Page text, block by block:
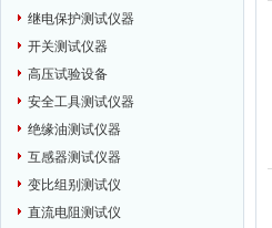
继电保护测试仪器
开关测试仪器
高压试验设备
安全工具测试仪器
绝缘油测试仪器
互感器测试仪器
变比组别测试仪
直流电阻测试仪